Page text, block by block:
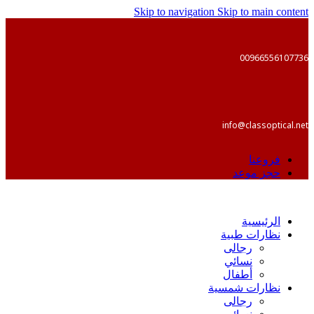
Skip to navigation Skip to main content
00966556107736
info@classoptical.net
فروعنا
حجز موعد
الرئيسية
نظارات طبية
رجالى
نسائي
أطفال
نظارات شمسية
رجالى